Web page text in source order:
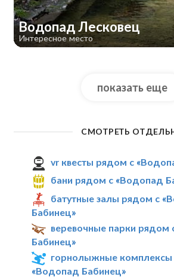
Водопад Лесковец
Интересное место
показать еще
СМОТРЕТЬ
vr квесты рядом с
бани рядом с «Водопад
батутные залы рядом с
Бабинец»
веревочные парки рядом
Бабинец»
горнолыжные
«Водопад Бабинец»